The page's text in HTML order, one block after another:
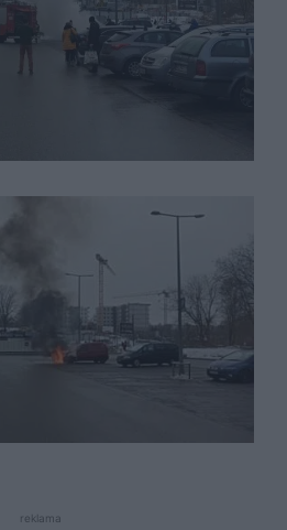
reklama